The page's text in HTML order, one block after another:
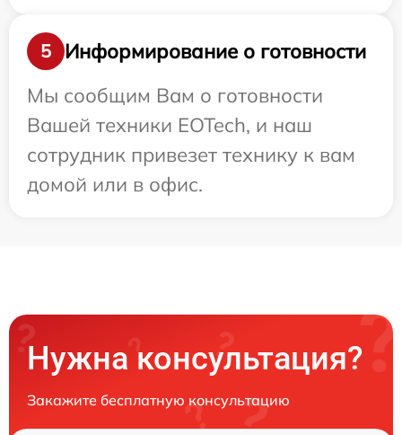
5
Информирование о готовности
Мы сообщим Вам о готовности
Вашей техники EOTech, и наш
сотрудник привезет технику к вам
домой или в офис.
Нужна консультация?
Закажите бесплатную консультацию